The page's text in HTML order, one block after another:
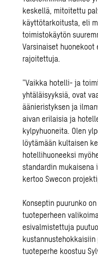
keskellä, mitoitettu
käyttötarkoitusta, eli
toimistokäytön
Varsinaiset huonekoot
rajoitettuja.
”Vaikka hotelli- ja
yhtäläisyyksiä, ovat
äänieristyksen ja
aivan erilaisia ja
kylpyhuoneita. Olen
löytämään kultaisen
hotellihuoneeksi
standardin mukaisena
kertoo Swecon
Konseptin puurunko
tuoteperheen
esivalmistettuja
tuoteperhe koostuu